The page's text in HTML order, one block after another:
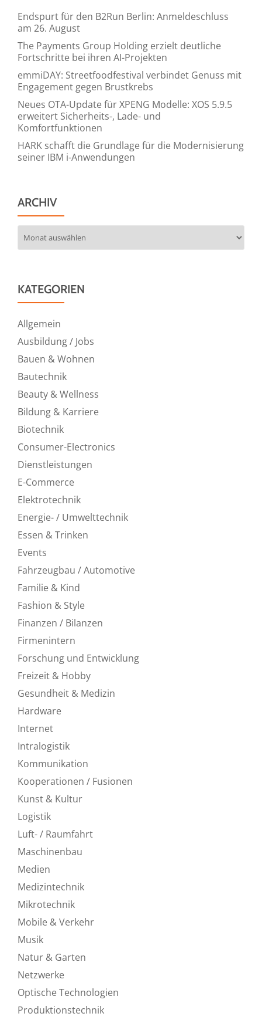
Endspurt für den B2Run Berlin: Anmeldeschluss
am 26. August
The Payments Group Holding erzielt deutliche
Fortschritte bei ihren AI-Projekten
emmiDAY: Streetfoodfestival verbindet Genuss mit
Engagement gegen Brustkrebs
Neues OTA-Update für XPENG Modelle: XOS 5.9.5
erweitert Sicherheits-, Lade- und
Komfortfunktionen
HARK schafft die Grundlage für die Modernisierung
seiner IBM i-Anwendungen
ARCHIV
KATEGORIEN
Allgemein
Ausbildung / Jobs
Bauen & Wohnen
Bautechnik
Beauty & Wellness
Bildung & Karriere
Biotechnik
Consumer-Electronics
Dienstleistungen
E-Commerce
Elektrotechnik
Energie- / Umwelttechnik
Essen & Trinken
Events
Fahrzeugbau / Automotive
Familie & Kind
Fashion & Style
Finanzen / Bilanzen
Firmenintern
Forschung und Entwicklung
Freizeit & Hobby
Gesundheit & Medizin
Hardware
Internet
Intralogistik
Kommunikation
Kooperationen / Fusionen
Kunst & Kultur
Logistik
Luft- / Raumfahrt
Maschinenbau
Medien
Medizintechnik
Mikrotechnik
Mobile & Verkehr
Musik
Natur & Garten
Netzwerke
Optische Technologien
Produktionstechnik